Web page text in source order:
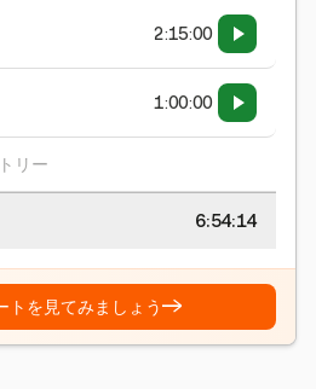
2:15:00
1:00:00
リー
6:54:15
トを見てみましょう→